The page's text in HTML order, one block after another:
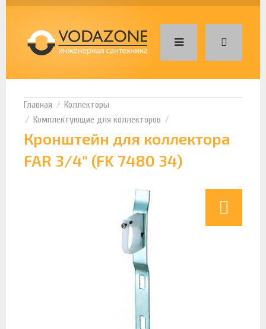
Коллекторы
Комплектующие для коллекторов
Кронштейн для коллектора
FAR 3/4" (FK 7480 34)